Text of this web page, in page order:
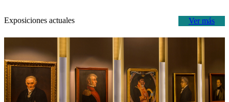
Ver más
Exposiciones actuales